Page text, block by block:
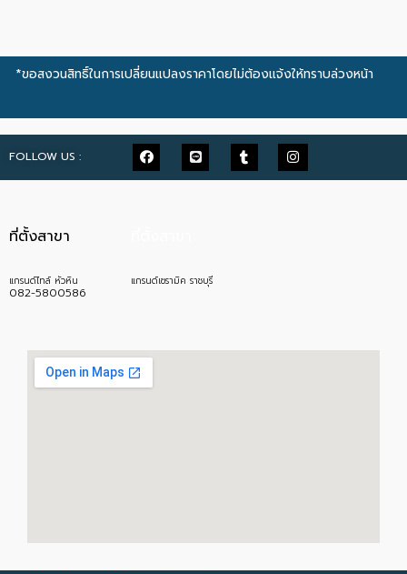
*ขอสงวนสิทธิ์ในการเปลี่ยนแปลงราคาโดยไม่ต้องแจ้งให้ทราบล่วงหน้า
FOLLOW US :
ที่ตั้งสาขา
แกรนด์ไทล์ หัวหิน
082-5800586
แกรนด์เซรามิค ราชบุรี